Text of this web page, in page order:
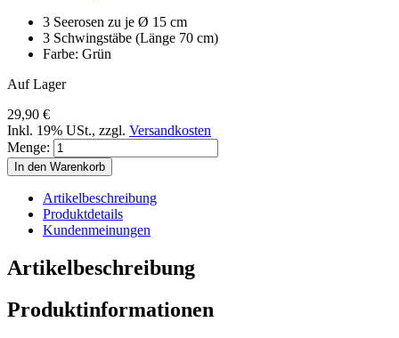
3 Seerosen zu je Ø 15 cm
3 Schwingstäbe (Länge 70 cm)
Farbe: Grün
Auf Lager
29,90 €
Inkl. 19% USt., zzgl. Versandkosten
Menge:
In den Warenkorb
Artikelbeschreibung
Produktdetails
Kundenmeinungen
Artikelbeschreibung
Produktinformationen